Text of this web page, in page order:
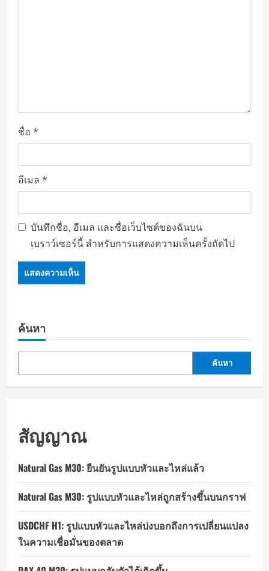
ชื่อ *
อีเมล *
บันทึกชื่อ, อีเมล และชื่อเว็บไซต์ของฉันบน
เบราว์เซอร์นี้ สำหรับการแสดงความเห็นครั้งถัดไป
ค้นหา
ค้นหา
สัญญาณ
Natural Gas M30: ยืนยันรูปแบบหัวและไหล่แล้ว
Natural Gas M30: รูปแบบหัวและไหล่ถูกสร้างขึ้นบนกราฟ
USDCHF H1: รูปแบบหัวและไหล่บ่งบอกถึงการเปลี่ยนแปลง
ในความเชื่อมั่นของตลาด